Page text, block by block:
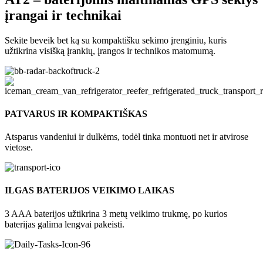
įrangai ir technikai
Sekite beveik bet ką su kompaktišku sekimo įrenginiu, kuris
užtikrina visišką įrankių, įrangos ir technikos matomumą.
PATVARUS IR KOMPAKTIŠKAS
Atsparus vandeniui ir dulkėms, todėl tinka montuoti net ir atvirose
vietose.
ILGAS BATERIJOS VEIKIMO LAIKAS
3 AAA baterijos užtikrina 3 metų veikimo trukmę, po kurios
baterijas galima lengvai pakeisti.